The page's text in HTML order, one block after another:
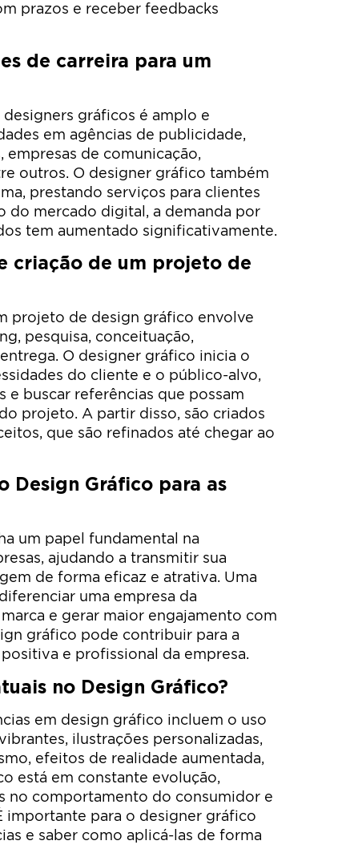
prazos e receber feedbacks
de carreira para um
gráficos é amplo e
em agências de publicidade,
de comunicação,
outros. O designer gráfico também
prestando serviços para clientes
do mercado digital, a demanda por
tem aumentado significativamente.
criação de um projeto de
projeto de design gráfico envolve
pesquisa, conceituação,
O designer gráfico inicia o
do cliente e o público-alvo,
e buscar referências que possam
projeto. A partir disso, são criados
que são refinados até chegar ao
Design Gráfico para as
um papel fundamental na
ajudando a transmitir sua
de forma eficaz e atrativa. Uma
uma empresa da
e gerar maior engajamento com
gráfico pode contribuir para a
e profissional da empresa.
no Design Gráfico?
em design gráfico incluem o uso
ilustrações personalizadas,
efeitos de realidade aumentada,
está em constante evolução,
no comportamento do consumidor e
importante para o designer gráfico
e saber como aplicá-las de forma